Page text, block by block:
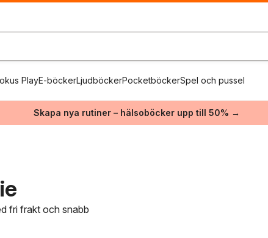
PlayE-böckerLjudböckerPocketböckerSpel och pussel
Skapa nya rutiner – hälsoböcker upp till 50% →
fri frakt och snabb